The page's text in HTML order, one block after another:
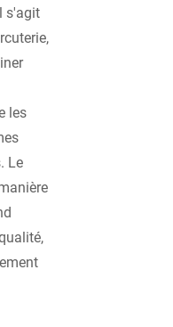
s'agit
les
Le